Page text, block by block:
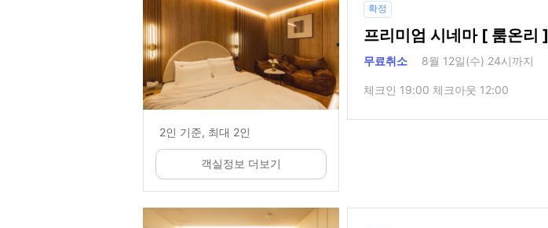
2인 기준, 최대 2인
객실정보 더보기
확정
프리미엄 시네마 [ 룸온리 ]
무료취소 8월 12일(수) 24시까지
체크인 19:00 체크아웃 12:00